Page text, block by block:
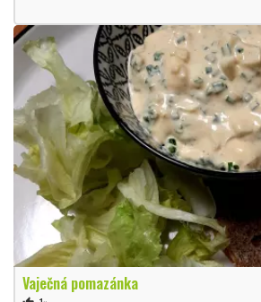
Vaječná pomazánka